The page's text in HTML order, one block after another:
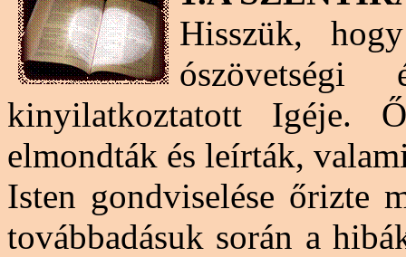
Hisszük,
kinyilatkoztatott Igéje.
elmondták és leírták,
Isten gondviselése őrizte
továbbadásuk során a